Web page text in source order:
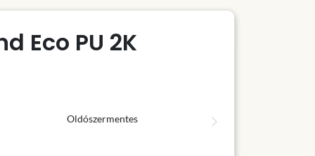
Eco PU 2K
Oldószermentes